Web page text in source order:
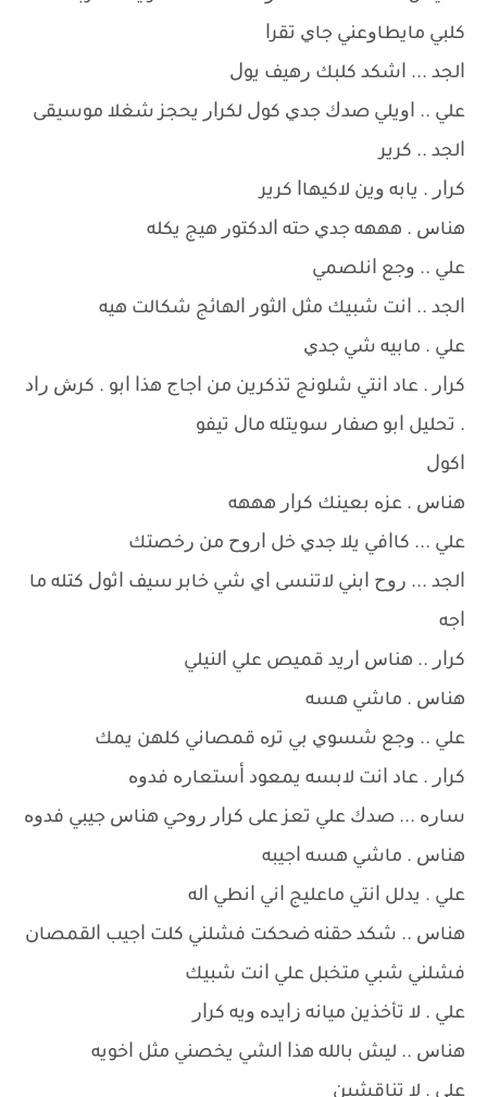
ﻛﻠﺒﻲ ﻣﺎﻳﻄﺎﻭﻋﻨﻲ ﺟﺎﻱ ﺗﻘﺮﺍ
ﺍﻟﺠﺪ ... ﺍﺷﻜﺪ ﻛﻠﺒﻚ ﺭﻫﻴﻒ ﻳﻮﻝ
ﻋﻠﻲ .. ﺍﻭﻳﻠﻲ ﺻﺪﻙ ﺟﺪﻱ ﻛﻮﻝ ﻟﻜﺮﺍﺭ ﻳﺤﺠﺰ ﺷﻐﻼ ﻣﻮﺳﻴﻘﻰ
ﺍﻟﺠﺪ .. ﻛﺮﻳﺮ
ﻛﺮﺍﺭ . ﻳﺎﺑﻪ ﻭﻳﻦ ﻻﻛﻴﻬﺎﺍ ﻛﺮﻳﺮ
ﻫﻨﺎﺱ . ﻫﻬﻬﻪ ﺟﺪﻱ ﺣﺘﻪ ﺍﻟﺪﻛﺘﻮﺭ ﻫﻴﺞ ﻳﻜﻠﻪ
ﻋﻠﻲ .. ﻭﺟﻊ ﺍﻧﻠﺼﻤﻲ
ﺍﻟﺠﺪ .. ﺍﻧﺖ ﺷﺒﻴﻚ ﻣﺜﻞ ﺍﻟﺜﻮﺭ ﺍﻟﻬﺎﺋﺞ ﺷﻜﺎﻟﺖ ﻫﻴﻪ
ﻋﻠﻲ . ﻣﺎﺑﻴﻪ ﺷﻲ ﺟﺪﻱ
ﻛﺮﺍﺭ . ﻋﺎﺩ ﺍﻧﺘﻲ ﺷﻠﻮﻧﺞ ﺗﺬﻛﺮﻳﻦ ﻣﻦ ﺍﺟﺎﺝ ﻫﺬﺍ ﺍﺑﻮ . ﻛﺮﺵ ﺭﺍﺩ
. ﺗﺤﻠﻴﻞ ﺍﺑﻮ ﺻﻔﺎﺭ ﺳﻮﻳﺘﻠﻪ ﻣﺎﻝ ﺗﻴﻔﻮ
ﺍﻛﻮﻝ
ﻫﻨﺎﺱ . ﻋﺰﻩ ﺑﻌﻴﻨﻚ ﻛﺮﺍﺭ ﻫﻬﻬﻪ
ﻋﻠﻲ ... ﻛﺎﺍﻓﻲ ﻳﻼ ﺟﺪﻱ ﺧﻞ ﺍﺭﻭﺡ ﻣﻦ ﺭﺧﺼﺘﻚ
ﺍﻟﺠﺪ ... ﺭﻭﺡ ﺍﺑﻨﻲ ﻻﺗﻨﺴﻰ ﺍﻱ ﺷﻲ ﺧﺎﺑﺮ ﺳﻴﻒ ﺍﺛﻮﻝ ﻛﺘﻠﻪ ﻣﺎ
ﺍﺟﻪ
ﻛﺮﺍﺭ .. ﻫﻨﺎﺱ ﺍﺭﻳﺪ ﻗﻤﻴﺺ ﻋﻠﻲ ﺍﻟﻨﻴﻠﻲ
ﻫﻨﺎﺱ . ﻣﺎﺷﻲ ﻫﺴﻪ
ﻋﻠﻲ .. ﻭﺟﻊ ﺷﺴﻮﻱ ﺑﻲ ﺗﺮﻩ ﻗﻤﺼﺎﻧﻲ ﻛﻠﻬﻦ ﻳﻤﻚ
ﻛﺮﺍﺭ . ﻋﺎﺩ ﺍﻧﺖ ﻻﺑﺴﻪ ﻳﻤﻌﻮﺩ ﺃﺳﺘﻌﺎﺭﻩ ﻓﺪﻭﻩ
ﺳﺎﺭﻩ ... ﺻﺪﻙ ﻋﻠﻲ ﺗﻌﺰ ﻋﻠﻰ ﻛﺮﺍﺭ ﺭﻭﺣﻲ ﻫﻨﺎﺱ ﺟﻴﺒﻲ ﻓﺪﻭﻩ
ﻫﻨﺎﺱ . ﻣﺎﺷﻲ ﻫﺴﻪ ﺍﺟﻴﺒﻪ
ﻋﻠﻲ . ﻳﺪﻟﻞ ﺍﻧﺘﻲ ﻣﺎﻋﻠﻴﺞ ﺍﻧﻲ ﺍﻧﻄﻲ ﺍﻟﻪ
ﻫﻨﺎﺱ .. ﺷﻜﺪ ﺣﻘﻨﻪ ﺿﺤﻜﺖ ﻓﺸﻠﻨﻲ ﻛﻠﺖ ﺍﺟﻴﺐ ﺍﻟﻘﻤﺼﺎﻥ
ﻓﺸﻠﻨﻲ ﺷﺒﻲ ﻣﺘﺨﺒﻞ ﻋﻠﻲ ﺍﻧﺖ ﺷﺒﻴﻚ
ﻋﻠﻲ . ﻻ ﺗﺄﺧﺬﻳﻦ ﻣﻴﺎﻧﻪ ﺯﺍﻳﺪﻩ ﻭﻳﻪ ﻛﺮﺍﺭ
ﻫﻨﺎﺱ .. ﻟﻴﺶ ﺑﺎﻟﻠﻪ ﻫﺬﺍ ﺍﻟﺸﻲ ﻳﺨﺼﻨﻲ ﻣﺜﻞ ﺍﺧﻮﻳﻪ
ﻋﻠﻲ . ﻻ ﺗﻨﺎﻗﺸﻴﻦ